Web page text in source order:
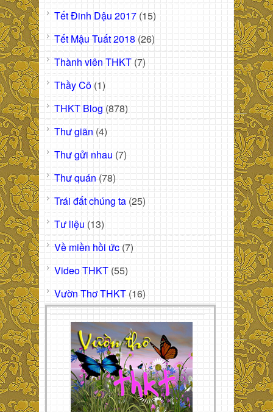
Tết Đinh Dậu 2017 (15)
Tết Mậu Tuất 2018 (26)
Thành viên THKT (7)
Thầy Cô (1)
THKT Blog (878)
Thư giãn (4)
Thư gửi nhau (7)
Thư quán (78)
Trái đất chúng ta (25)
Tư liệu (13)
Về miền hồi ức (7)
Video THKT (55)
Vườn Thơ THKT (16)